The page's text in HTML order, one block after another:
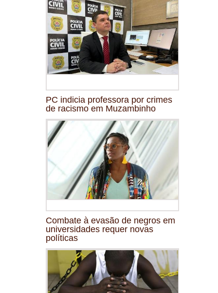
PC indicia professora por crimes
de racismo em Muzambinho
Combate à evasão de negros em
universidades requer novas
políticas